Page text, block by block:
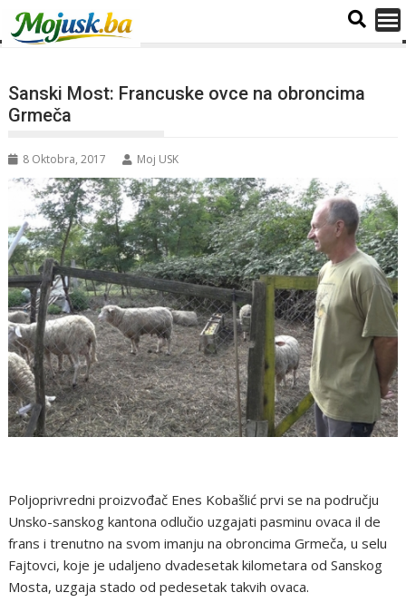
Sanski Most: Francuske ovce na obroncima
Grmeča
8 Oktobra, 2017 Moj USK
Poljoprivredni proizvođač Enes Kobašlić prvi se na području
Unsko-sanskog kantona odlučio uzgajati pasminu ovaca il de
frans i trenutno na svom imanju na obroncima Grmeča, u selu
Fajtovci, koje je udaljeno dvadesetak kilometara od Sanskog
Mosta, uzgaja stado od pedesetak takvih ovaca.